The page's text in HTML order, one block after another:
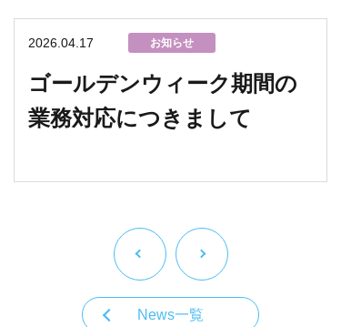
2026.04.17 お知らせ
ゴールデンウィーク期間の
業務対応につきまして
News一覧